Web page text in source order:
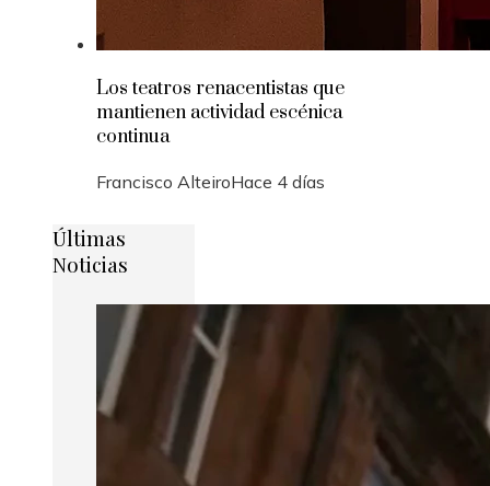
Los teatros renacentistas que
mantienen actividad escénica
continua
Francisco AlteiroHace 4 días
Últimas
Noticias